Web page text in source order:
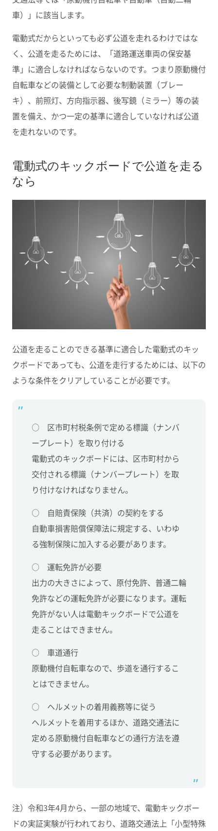
車）」 に該当します。
電動式だからといっても必ず公道を走れるわけではな
く、公道を走るためには、「道路運送車両の保安基
準」に適合しなければならないのです。つまり原動機付
自転車などの装備として必要な制動装置（ブレー
キ）、前照灯、方向指示器、後写鏡（ミラー）等の装
置を備え、かつ一定の基準に適合していなければ公道
を走れないのです。
電動式のキックボードで公道を走る
なら
公道を走ることのできる基準に適合した電動式のキッ
クボードであっても、公道を走行するためには、以下の
ような条件をクリアしていることが必要です。
○ 区市町村税条例で定める標識（ナンバ
ープレート）を取り付ける
電動式のキックボードには、区市町村から
交付される標識（ナンバープレート）を取
り付けなければなりません。
○ 自賠責保険（共済）の契約をする
自動車損害賠償保障法に規定する、いわゆ
る強制保険に加入する必要があります。
○ 運転免許が必要
出力の大きさによって、原付免許、普通二輪
免許などの運転免許が必要になります。運転
免許がない人は電動キックボードで公道を
走ることはできません。
○ 車道通行
原動機付自転車なので、歩道を通行するこ
とはできません。
○ ヘルメットの着用義務等に従う
ヘルメットを着用するほか、道路交通法に
定める原動機付自転車などの通行方法を遵
守する必要があります。
注）令和3年4月から、一部の地域で、電動キックボー
ドの実証実験が行われており、道路交通法上「小型特殊